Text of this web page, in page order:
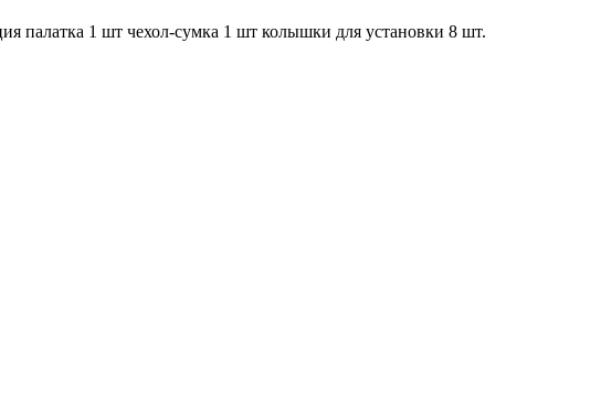
палатка 1 шт чехол-сумка 1 шт колышки для установки 8 шт.